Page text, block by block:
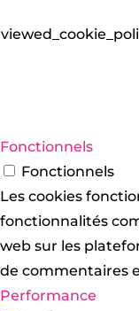
Fonctionnels
Fonctionnels
Les cookies
fonctionnalités
web sur les
de commentaires
Performance